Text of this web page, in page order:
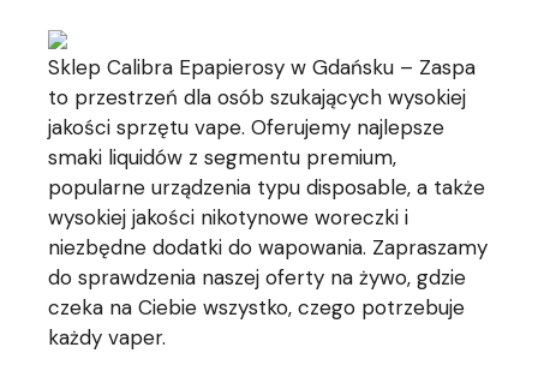
Sklep Calibra Epapierosy w Gdańsku – Zaspa
to przestrzeń dla osób szukających wysokiej
jakości sprzętu vape. Oferujemy najlepsze
smaki liquidów z segmentu premium,
popularne urządzenia typu disposable, a także
wysokiej jakości nikotynowe woreczki i
niezbędne dodatki do wapowania. Zapraszamy
do sprawdzenia naszej oferty na żywo, gdzie
czeka na Ciebie wszystko, czego potrzebuje
każdy vaper.